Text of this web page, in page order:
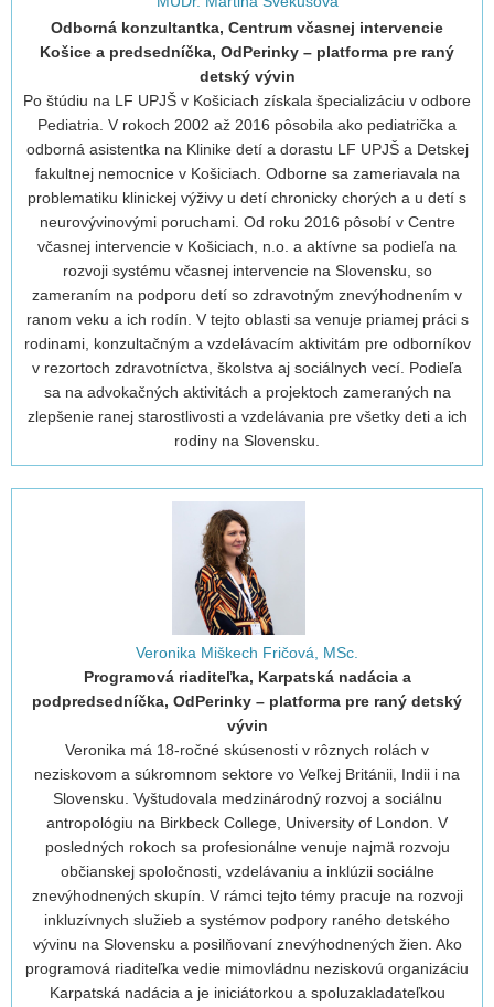
Odborná konzultantka, Centrum včasnej intervencie
Košice a predsedníčka, OdPerinky – platforma pre raný
detský vývin
Po štúdiu na LF UPJŠ v Košiciach získala špecializáciu v odbore
Pediatria. V rokoch 2002 až 2016 pôsobila ako pediatrička a
odborná asistentka na Klinike detí a dorastu LF UPJŠ a Detskej
fakultnej nemocnice v Košiciach. Odborne sa zameriavala na
problematiku klinickej výživy u detí chronicky chorých a u detí s
neurovývinovými poruchami. Od roku 2016 pôsobí v Centre
včasnej intervencie v Košiciach, n.o. a aktívne sa podieľa na
rozvoji systému včasnej intervencie na Slovensku, so
zameraním na podporu detí so zdravotným znevýhodnením v
ranom veku a ich rodín. V tejto oblasti sa venuje priamej práci s
rodinami, konzultačným a vzdelávacím aktivitám pre odborníkov
v rezortoch zdravotníctva, školstva aj sociálnych vecí. Podieľa
sa na advokačných aktivitách a projektoch zameraných na
zlepšenie ranej starostlivosti a vzdelávania pre všetky deti a ich
rodiny na Slovensku.
Veronika Miškech Fričová, MSc.
Programová riaditeľka, Karpatská nadácia a
podpredsedníčka, OdPerinky – platforma pre raný detský
vývin
Veronika má 18-ročné skúsenosti v rôznych rolách v
neziskovom a súkromnom sektore vo Veľkej Británii, Indii i na
Slovensku. Vyštudovala medzinárodný rozvoj a sociálnu
antropológiu na Birkbeck College, University of London. V
posledných rokoch sa profesionálne venuje najmä rozvoju
občianskej spoločnosti, vzdelávaniu a inklúzii sociálne
znevýhodnených skupín. V rámci tejto témy pracuje na rozvoji
inkluzívnych služieb a systémov podpory raného detského
vývinu na Slovensku a posilňovaní znevýhodnených žien. Ako
programová riaditeľka vedie mimovládnu neziskovú organizáciu
Karpatská nadácia a je iniciátorkou a spoluzakladateľkou